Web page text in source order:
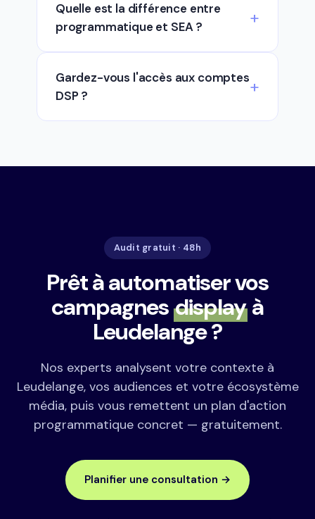
Quelle est la différence entre
programmatique et SEA ?
Gardez-vous l'accès aux comptes
DSP ?
Audit gratuit · 48h
Prêt à automatiser vos
campagnes displayà
Leudelange ?
Nos experts analysent votre contexte à
Leudelange, vos audiences et votre écosystème
média, puis vous remettent un plan d'action
programmatique concret — gratuitement.
Planifier une consultation →